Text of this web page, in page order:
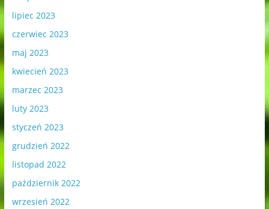
lipiec 2023
czerwiec 2023
maj 2023
kwiecień 2023
marzec 2023
luty 2023
styczeń 2023
grudzień 2022
listopad 2022
październik 2022
wrzesień 2022